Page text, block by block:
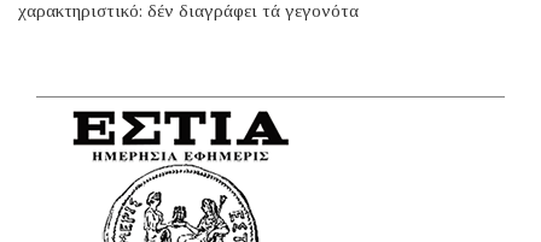
χαρακτηριστικό: δέν διαγράφει τά γεγονότα